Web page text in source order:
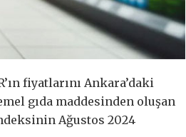
fiyatlarını Ankara’daki
gıda maddesinden oluşan
Ağustos 2024